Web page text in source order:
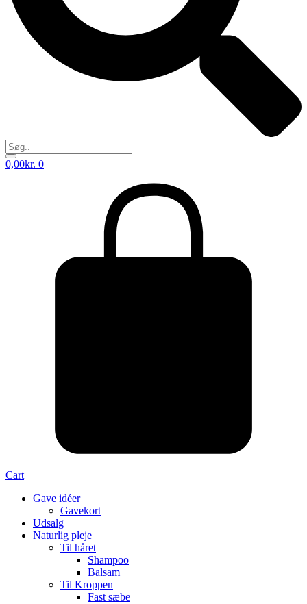
0,00kr. 0
Cart
Gave idéer
Gavekort
Udsalg
Naturlig pleje
Til håret
Shampoo
Balsam
Til Kroppen
Fast sæbe